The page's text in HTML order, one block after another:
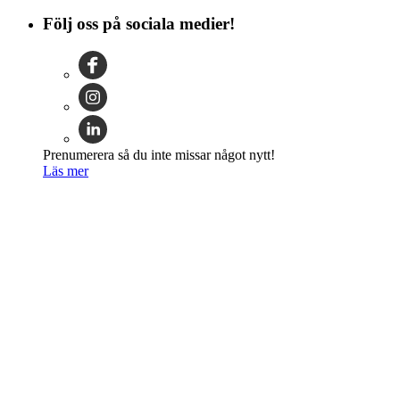
Följ oss på sociala medier!
Prenumerera så du inte missar något nytt!
Läs mer